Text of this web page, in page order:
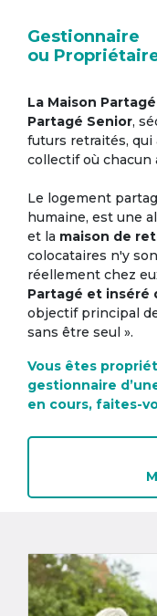
Gestionnaire
ou
La Maison
Partagé Senior,
futurs retraités, qui
collectif où chacun
Le logement
humaine, est une
et la maison de
colocataires n'y
réellement chez
Partagé et inséré
objectif principal
sans être seul ».
Vous êtes
gestionnaire
en cours, faites-